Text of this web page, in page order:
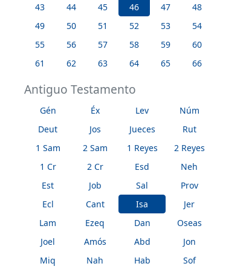
43
44 45 46 47
48
49
50 51 52 53
54
55
56 57 58 59
60
61
62 63 64 65 66
Antiguo Testamento
Gén Éx Lev
Núm
Deut
Jos Jueces
Rut
1 Sam
2 Sam 1 Reyes
2 Reyes
1 Cr
2 Cr Esd
Neh
Est
Job Sal
Prov
Ecl
Cant Isa
Jer
Lam
Ezeq Dan
Oseas
Joel
Amós Abd
Jon
Miq
Nah Hab
Sof